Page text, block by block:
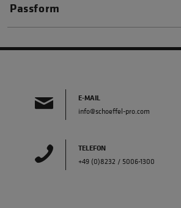
Passform
E-MAIL
info@schoeffel-pro.com
TELEFON
+49 (0)8232 / 5006-1300